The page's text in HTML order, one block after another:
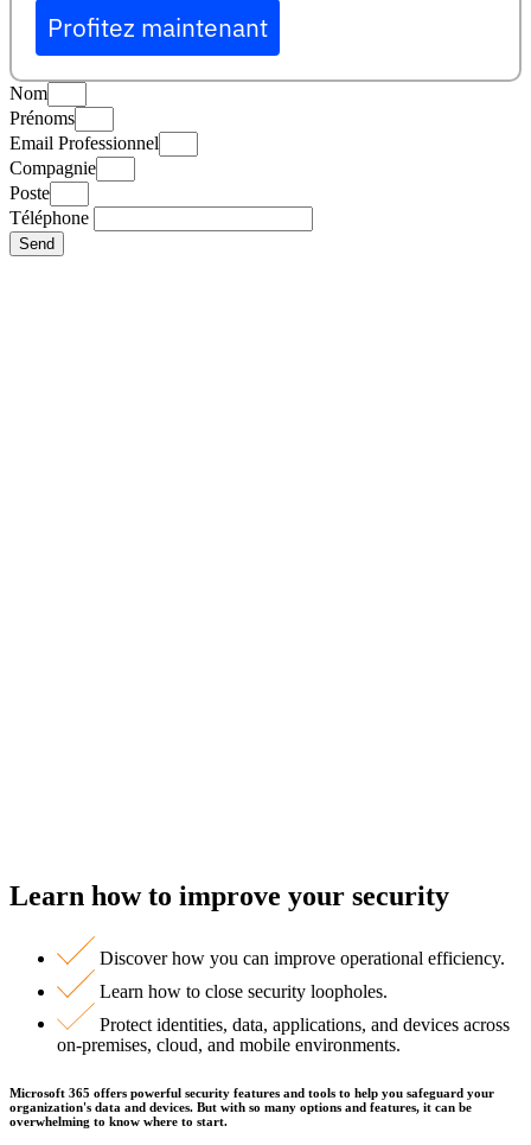
Profitez maintenant
Nom
Prénoms
Email Professionnel
Compagnie
Poste
Téléphone
Send
Learn how to improve your security
Discover how you can improve operational efficiency.
Learn how to close security loopholes.
Protect identities, data, applications, and devices across
on-premises, cloud, and mobile environments.
Microsoft 365 offers powerful security features and tools to help you safeguard your
organization's data and devices. But with so many options and features, it can be
overwhelming to know where to start.